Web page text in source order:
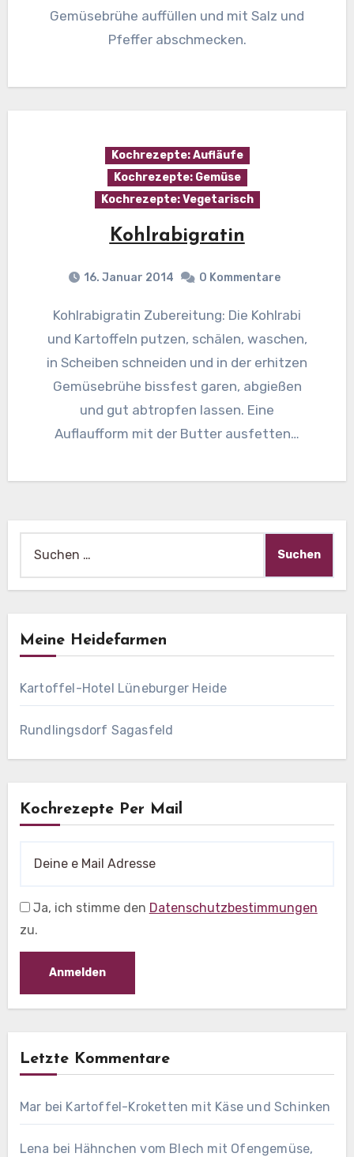
Gemüsebrühe auffüllen und mit Salz und
Pfeffer abschmecken.
Kochrezepte: Aufläufe
Kochrezepte: Gemüse
Kochrezepte: Vegetarisch
Kohlrabigratin
16. Januar 2014 0 Kommentare
Kohlrabigratin Zubereitung: Die Kohlrabi
und Kartoffeln putzen, schälen, waschen,
in Scheiben schneiden und in der erhitzen
Gemüsebrühe bissfest garen, abgießen
und gut abtropfen lassen. Eine
Auflaufform mit der Butter ausfetten…
nach:
Meine Heidefarmen
Kartoffel-Hotel Lüneburger Heide
Rundlingsdorf Sagasfeld
Kochrezepte Per Mail
Ja, ich stimme den Datenschutzbestimmungen
zu.
Letzte Kommentare
Mar bei Kartoffel-Kroketten mit Käse und Schinken
Lena bei Hähnchen vom Blech mit Ofengemüse,